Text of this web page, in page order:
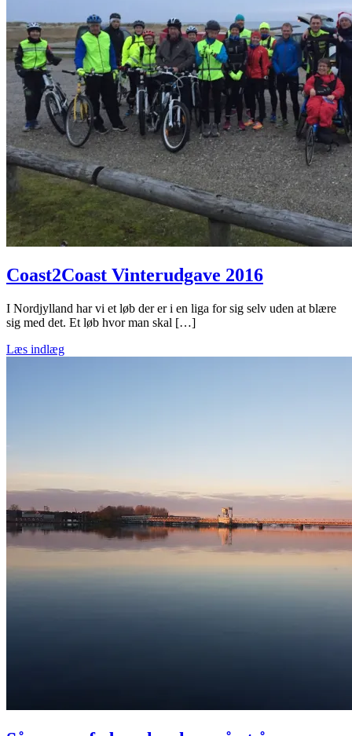
Coast2Coast Vinterudgave 2016
I Nordjylland har vi et løb der er i en liga for sig selv uden at blære
sig med det. Et løb hvor man skal […]
Læs indlæg